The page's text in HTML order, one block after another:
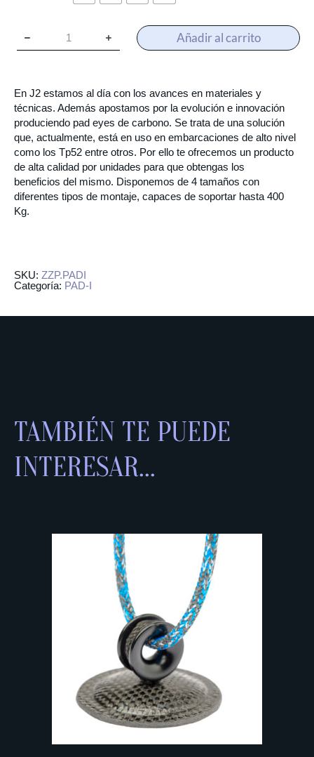
Añadir al carrito
En J2 estamos al día con los avances en materiales y
técnicas. Además apostamos por la evolución e innovación
produciendo pad eyes de carbono. Se trata de una solución
que, actualmente, está en uso en embarcaciones de alto nivel
como los Tp52 entre otros. Por ello te ofrecemos un producto
de alta calidad por unidades para que obtengas los
beneficios del mismo. Disponemos de 4 tamaños con
diferentes tipos de montaje, capaces de soportar hasta 400
Kg.
SKU: ZZP.PADI
Categoría: PAD-I
TAMBIÉN TE PUEDE
INTERESAR...